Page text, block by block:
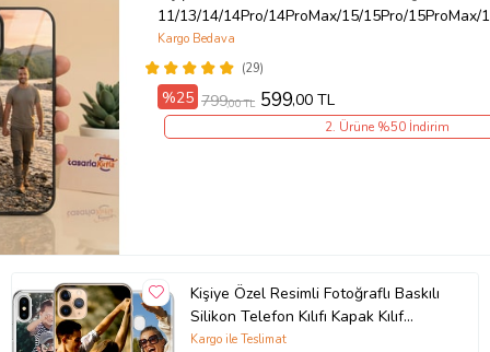
11/13/14/14Pro/14ProMax/15/15Pro/
(29)
Kargo Bedava
%25 799,00 TL 599,00 TL
2. Ürüne %50 İndirim
Kişiye Özel Resimli Fotoğraflı Baskılı
Silikon Telefon Kılıfı Kapak Kılıf
(Telefon Modelleri Açıklamada)
Kargo ile Teslimat